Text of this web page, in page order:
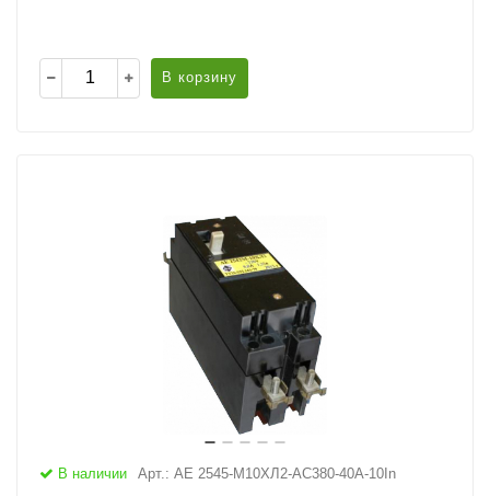
В корзину
В наличии Арт.: АЕ 2545-М10ХЛ2-AC380-40А-10In